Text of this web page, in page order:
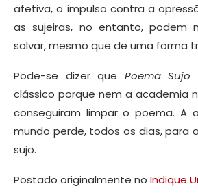
afetiva, o impulso contra a
as sujeiras, no entanto, podem
salvar, mesmo que de uma forma
Pode-se dizer que Poema Sujo
clássico porque nem a academia
conseguiram limpar o poema. A
mundo perde, todos os dias, para
sujo.
Postado originalmente no Indique